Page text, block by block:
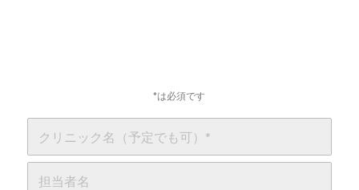
*は必須です